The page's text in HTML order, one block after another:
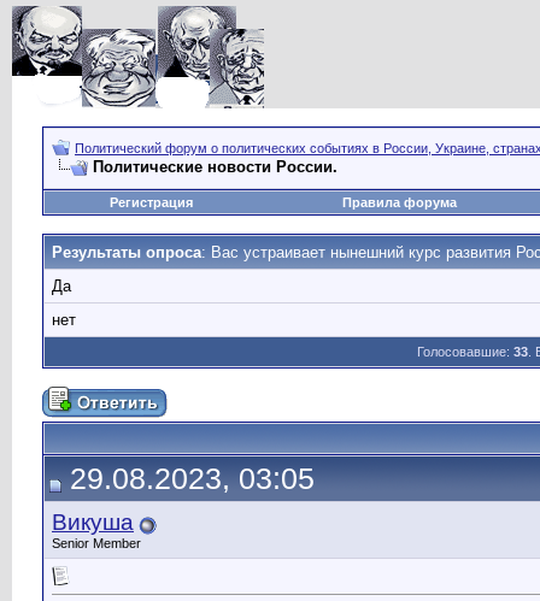
Политический форум о политических событиях в России, Украине,
Политические новости России.
Регистрация Правила форума
Результаты опроса: Вас устраивает нынешний курс развития
Да
нет
Голосовавшие: 33.
29.08.2023, 03:05
Викуша
Senior Member